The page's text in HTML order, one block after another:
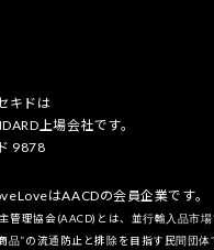
キドは
上場会社です。
9878
はAACDの会員企業です。
管理協会(AACD)とは、並行輸入品市場
品”の流通防止と排除を目指す民間団体